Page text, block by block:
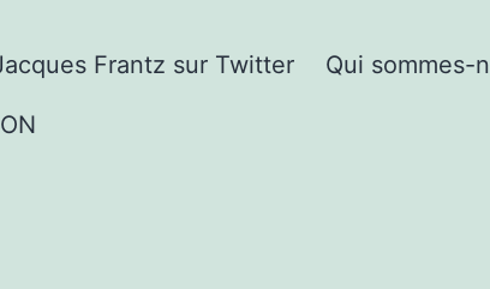
Frantz sur Twitter Qui sommes-